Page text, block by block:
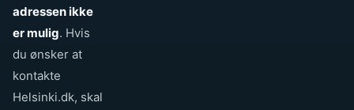
adressen ikke
er mulig. Hvis
du ønsker at
kontakte
Helsinki.dk, skal